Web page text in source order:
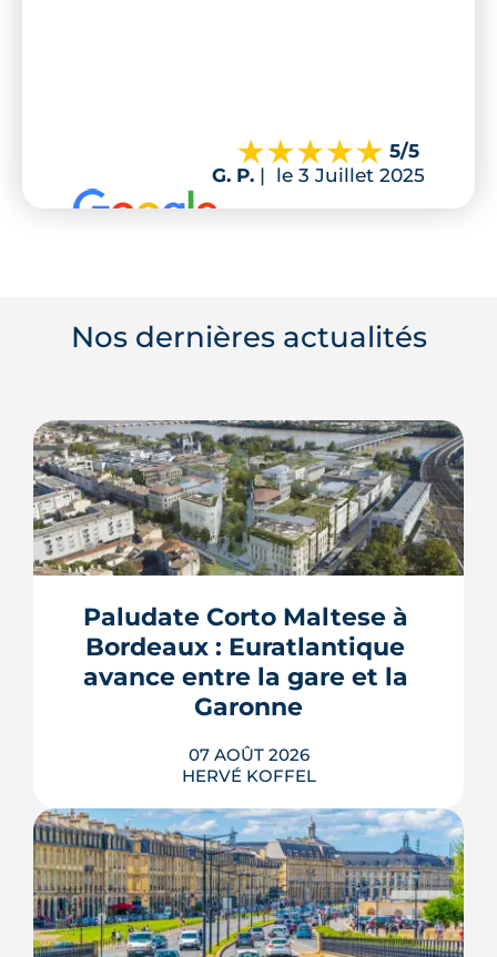
5/5
G. P. | le 3 Juillet 2025
Nos dernières actualités
Paludate Corto Maltese à
Bordeaux : Euratlantique
avance entre la gare et la
Garonne
07 AOÛT 2026
HERVÉ KOFFEL
Entre la gare Saint-Jean et le fleuve, un
ancien secteur d'entrepôts et de chais